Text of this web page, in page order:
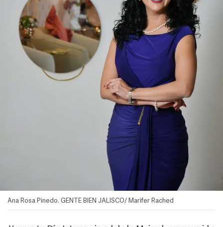
Ana Rosa Pinedo. GENTE BIEN JALISCO/ Marifer Rached